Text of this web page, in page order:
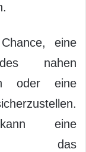
eine
nahen
oder eine
eine
das